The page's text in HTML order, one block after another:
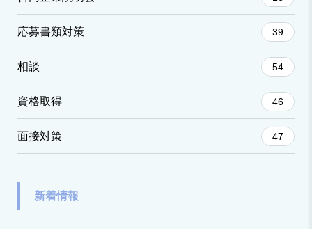
応募書類対策 39
相談 54
資格取得 46
面接対策 47
新着情報